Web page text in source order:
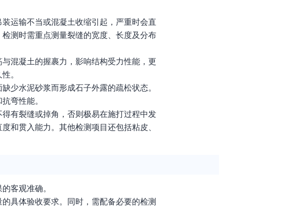
运输不当或混凝土收缩引起，严重时会直
测时需重点测量裂缝的宽度、长度及分布
混凝土的握裹力，影响结构受力性能，更
。
少水泥砂浆而形成石子外露的疏松状态。
弯性能。
有裂缝或掉角，否则极易在施打过程中发
和贯入能力。其他检测项目还包括粘皮、
客观准确。
具体验收要求。同时，需配备必要的检测